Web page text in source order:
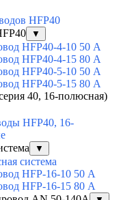
HFP40
▼
HFP40-4-10 50 А
HFP40-4-15 80 А
HFP40-5-10 50 А
HFP40-5-15 80 А
40, 16-полюсная)
HFP40, 16-
▼
система
HFP-16-10 50 А
HFP-16-15 80 А